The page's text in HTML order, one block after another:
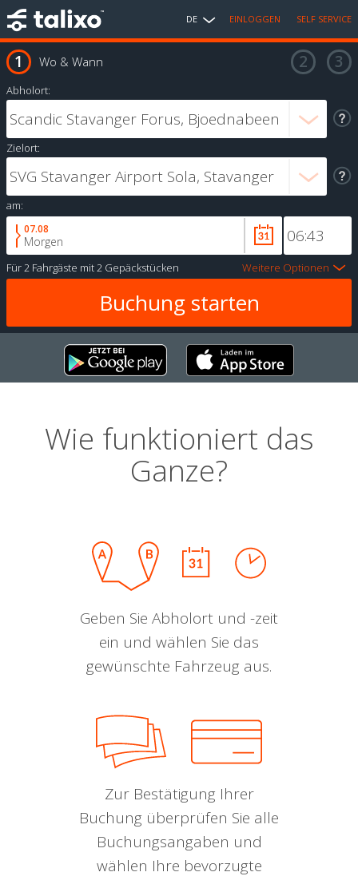
DE EINLOGGEN SELF SERVICE
Wo & Wann
Abholort:
Zielort:
am:
07.08
Morgen
Für2 Fahrgäste mit2 Gepäckstücken Weitere Optionen
Wie funktioniert das
Ganze?
Geben Sie Abholort und -zeit
ein und wählen Sie das
gewünschte Fahrzeug aus.
Zur Bestätigung Ihrer
Buchung überprüfen Sie alle
Buchungsangaben und
wählen Ihre bevorzugte